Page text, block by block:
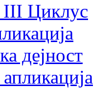
Циклус
дејност